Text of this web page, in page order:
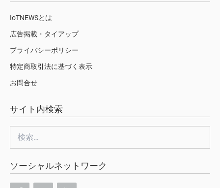
IoTNEWSとは
広告掲載・タイアップ
プライバシーポリシー
特定商取引法に基づく表示
お問合せ
サイト内検索
索:
ソーシャルネットワーク